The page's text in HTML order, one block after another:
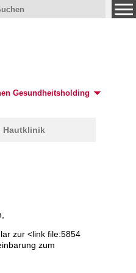
Gesundheitsholding
Hautklinik
zur <link file:5854
zum